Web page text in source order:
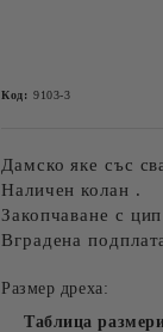
Код: 9103-3
Дамско яке със
Наличен колан .
Закопчаване с
Вградена
Размер дреха:
Таблица